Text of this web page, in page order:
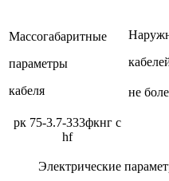
Массогабаритные
параметры
кабеля
не
рк 75-3.7-333фкнг с
hf
Электрические